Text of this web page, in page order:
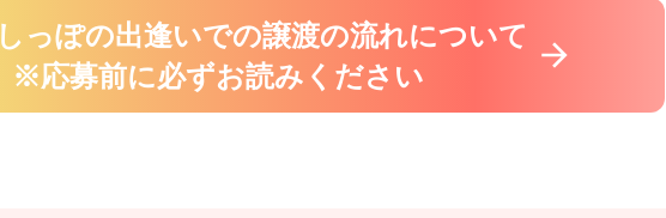
しっぽの出逢いでの譲渡の流れについて
※応募前に必ずお読みください